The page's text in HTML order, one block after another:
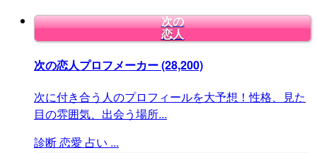
次の
恋人
次の恋人プロフメーカー(28,200)
次に付き合う人のプロフィールを大予想！性格、見た
目の雰囲気、出会う場所...
診断恋愛 占い ...